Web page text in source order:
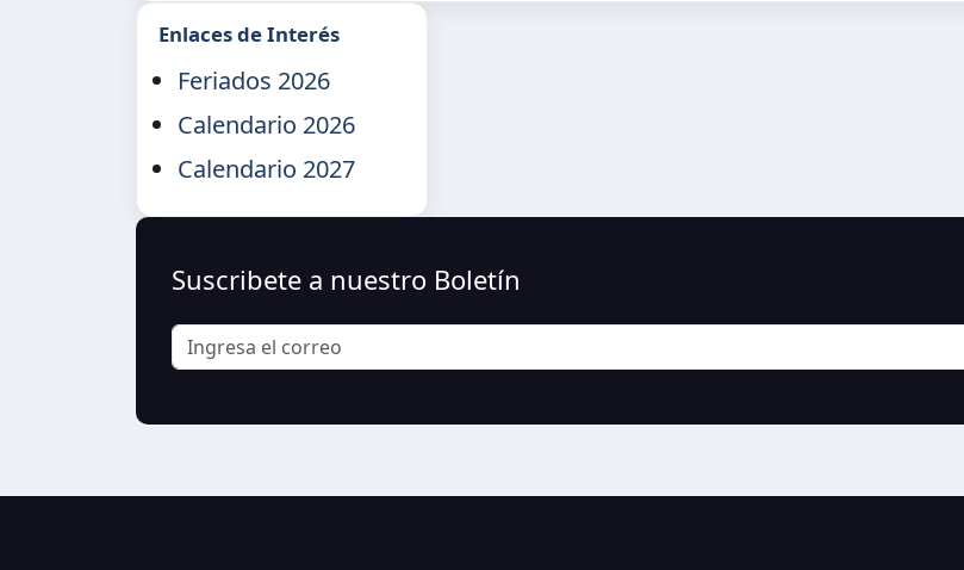
Enlaces de Interés
Feriados 2026
Calendario 2026
Calendario 2027
Suscribete a nuestro Boletín